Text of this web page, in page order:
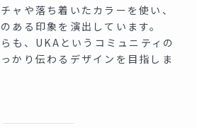
ャや落ち着いたカラーを使い、
ある印象を演出しています。
も、UKAというコミュニティの
かり伝わるデザインを目指しま